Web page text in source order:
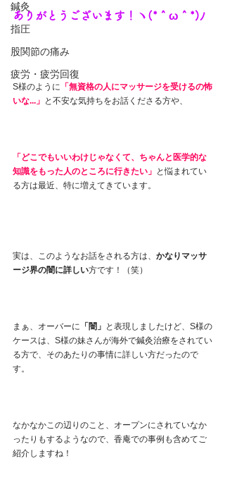
鍼灸
指圧
股関節の痛み
疲労・疲労回復
ありがとうございます！ヽ(*＾ω＾*)ﾉ
S様のように 「無資格の人にマッサージを受けるの怖
いな...」 と不安な気持ちをお話くださる方や、
「どこでもいいわけじゃなくて、ちゃんと医学的な
知識をもった人のところに行きたい」 と悩まれてい
る方は最近、特に増えてきています。
実は、このようなお話をされる方は、 かなりマッサ
ージ界の闇に詳しい方です！（笑）
まぁ、オーバーに 「闇」 と表現しましたけど、S様の
ケースは、S様の妹さんが海外で鍼灸治療をされてい
る方で、そのあたりの事情に詳しい方だったので
す。
なかなかこの辺りのこと、オープンにされていなか
ったりもするようなので、香庵での事例も含めてご
紹介しますね！